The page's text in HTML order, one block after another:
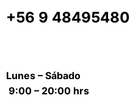
+56 9 48495480
Lunes – Sábado
9:00 – 20:00 hrs